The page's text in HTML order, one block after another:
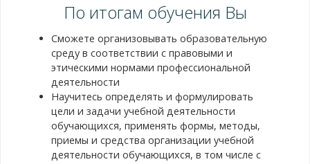
педагогические
(познавательная,
практическая,
рефлексивная).
Влияние видов
учебной
развитие
обучающихся.
Современные
педагогические
технологии
2.1.
Симуляционные
технологии в
изучении
клинических
дисциплин
Содержание
лекции
Понятие
симуляционных
технологий.
Преимущества
симуляционного
обучения. Виды
симуляционного
оборудования.
Выполнение индивидуальных тестовых
заданий.
По итогам обучения Вы
Сможете организовывать образовательную
среду в соответствии с правовыми и
этическими нормами профессиональной
деятельности
Научитесь определять и формулировать
цели и задачи учебной деятельности
обучающихся, применять формы, методы,
приемы и средства организации учебной
деятельности обучающихся, в том числе с